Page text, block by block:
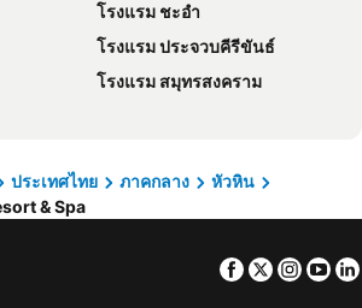
โรงแรม ชะอำ
โรงแรม ประจวบคีรีขันธ์
โรงแรม สมุทรสงคราม
ประเทศไทย ภาคกลาง
หัวหิน
& Spa
Facebook
Twitter